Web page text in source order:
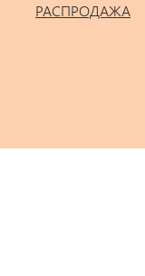
РАСПРОДАЖА